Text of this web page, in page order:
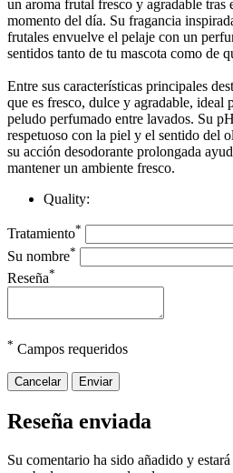
un aroma frutal fresco y agradable tras
momento del día. Su fragancia
frutales envuelve el pelaje con un
sentidos tanto de tu mascota como de
Entre sus características principales
que es fresco, dulce y agradable, ideal
peludo perfumado entre lavados. Su
respetuoso con la piel y el sentido del
su acción desodorante prolongada
mantener un ambiente fresco.
Quality:
Tratamiento*
Su nombre*
Reseña*
* Campos requeridos
Cancelar Enviar
Reseña enviada
Su comentario ha sido añadido y